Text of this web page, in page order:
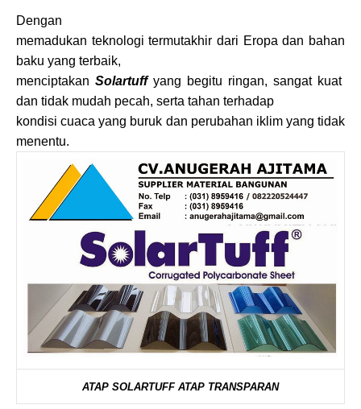
Dengan
memadukan teknologi termutakhir dari Eropa dan bahan
baku yang terbaik,
menciptakan Solartuffyang begitu ringan, sangat kuat
dan tidak mudah pecah, serta tahan terhadap
kondisi cuaca yang buruk dan perubahan iklim yang tidak
menentu.
ATAP SOLARTUFF ATAP TRANSPARAN